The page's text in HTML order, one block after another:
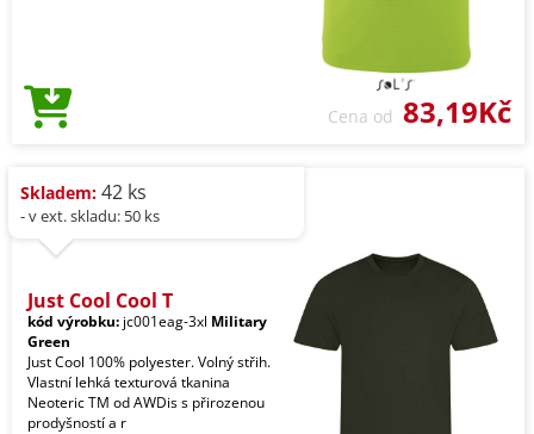
Cena od 83,19Kč
Skladem: 42 ks
- v ext. skladu: 50 ks
Just Cool Cool T
kód výrobku: jc001eag-3xl Military
Green
Just Cool 100% polyester. Volný střih.
Vlastní lehká texturová tkanina
Neoteric TM od AWDis s přirozenou
prodyšností a r